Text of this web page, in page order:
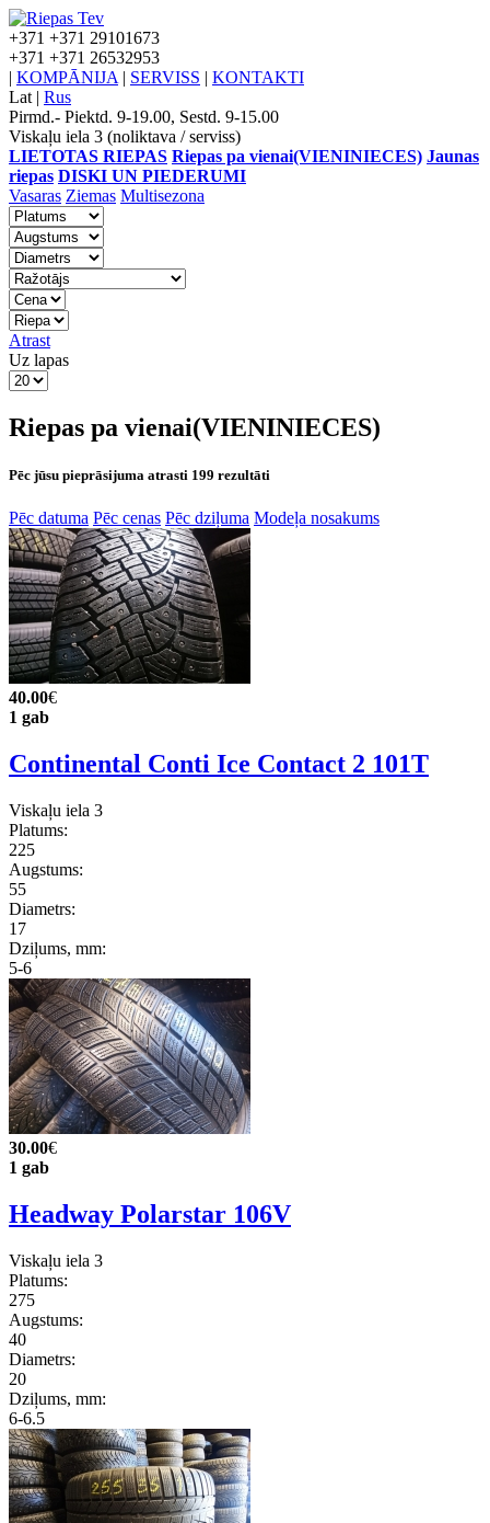
+371 +371 29101673
+371 +371 26532953
| KOMPĀNIJA | SERVISS | KONTAKTI
Lat | Rus
Pirmd.- Piektd. 9-19.00, Sestd. 9-15.00
Viskaļu iela 3 (noliktava / serviss)
LIETOTAS RIEPAS Riepas pa vienai(VIENINIECES) Jaunas
riepas DISKI UN PIEDERUMI
Vasaras Ziemas Multisezona
Atrast
Uz lapas
Riepas pa vienai(VIENINIECES)
Pēc jūsu pieprāsijuma atrasti 199 rezultāti
Pēc datuma Pēc cenas Pēc dziļuma Modeļa nosakums
40.00€
1 gab
Continental Conti Ice Contact 2 101T
Viskaļu iela 3
Platums:
225
Augstums:
55
Diametrs:
17
Dziļums, mm:
5-6
30.00€
1 gab
Headway Polarstar 106V
Viskaļu iela 3
Platums:
275
Augstums:
40
Diametrs:
20
Dziļums, mm:
6-6.5